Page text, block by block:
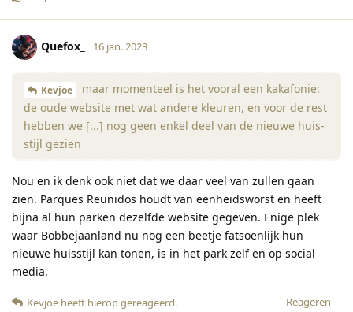
Quefox_ 16 jan. 2023
Kevjoe
maar momenteel is het vooral een kakafonie:
de oude website met wat andere kleuren, en voor de rest
hebben we [...] nog geen enkel deel van de nieuwe huis-
stijl gezien
Nou en ik denk ook niet dat we daar veel van zullen gaan
zien. Parques Reunidos houdt van eenheidsworst en heeft
bijna al hun parken dezelfde website gegeven. Enige plek
waar Bobbejaanland nu nog een beetje fatsoenlijk hun
nieuwe huisstijl kan tonen, is in het park zelf en op social
media.
Reageren
Kevjoe heeft hierop gereageerd.